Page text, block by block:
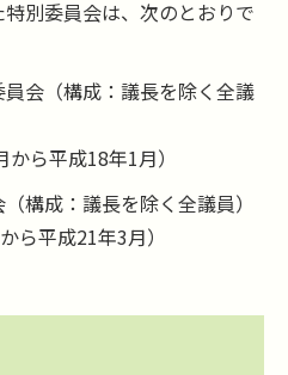
別委員会は、次のとおりで
会（構成：議長を除く全議
から平成18年1月）
構成：議長を除く全議員）
ら平成21年3月）